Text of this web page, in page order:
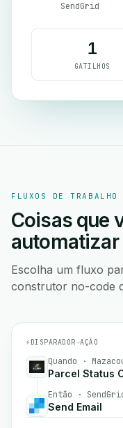
SendGrid
1
GATILHOS
FLUXOS DE TRABALHO
Coisas que
automatizar
Escolha um fluxo
construtor no-code
⚡ DISPARADOR→AÇÃO
Quando ·
Parcel Status
Então ·
Send Email